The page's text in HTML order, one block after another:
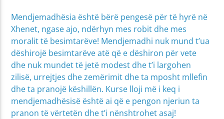
Mendjemadhësia është bërë pengesë për të hyrë në
Xhenet, ngase ajo, ndërhyn mes robit dhe mes
moralit të besimtarëve! Mendjemadhi nuk mund t’ua
dëshirojë besimtarëve atë që e dëshiron për vete
dhe nuk mundet të jetë modest dhe t’i largohen
zilisë, urrejtjes dhe zemërimit dhe ta mposht mllefin
dhe ta pranojë këshillën. Kurse lloji më i keq i
mendjemadhësisë është ai që e pengon njeriun ta
pranon të vërtetën dhe t’i nënshtrohet asaj!